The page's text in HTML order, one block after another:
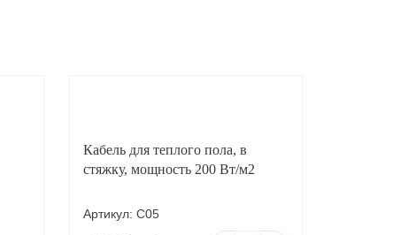
Кабель для теплого пола, в
стяжку, мощность 200 Вт/м2
Артикул: С05